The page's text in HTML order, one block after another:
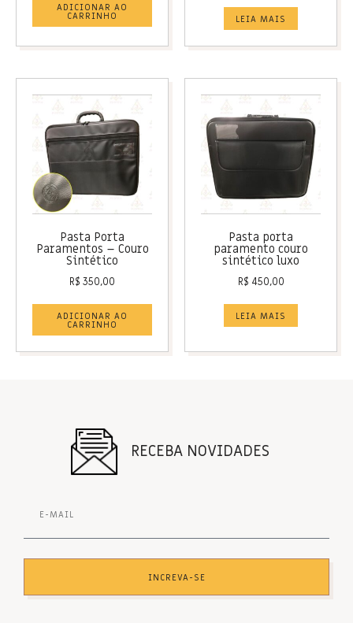
ADICIONAR AO
CARRINHO LEIA MAIS
Pasta Porta
Paramentos – Couro
Sintético
R$ 350,00
ADICIONAR AO
CARRINHO
Pasta porta
paramento couro
sintético luxo
R$ 450,00
LEIA MAIS
RECEBA NOVIDADES
INCREVA-SE